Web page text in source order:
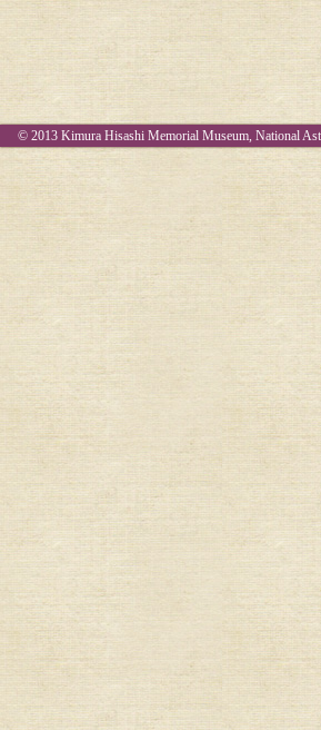
© 2013 Kimura Hisashi Memorial Museum, National